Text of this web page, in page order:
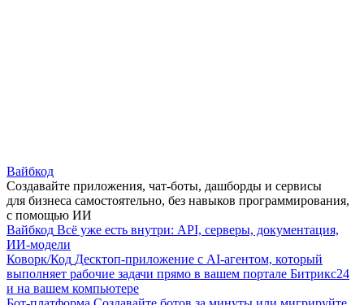
Вайбкод
Создавайте приложения, чат-боты, дашборды и сервисы
для бизнеса самостоятельно, без навыков программирования,
с помощью ИИ
Вайбкод Всё уже есть внутри: API, серверы, документация,
ИИ-модели
Коворк/Код Десктоп-приложение с AI-агентом, который
выполняет рабочие задачи прямо в вашем портале Битрикс24
и на вашем компьютере